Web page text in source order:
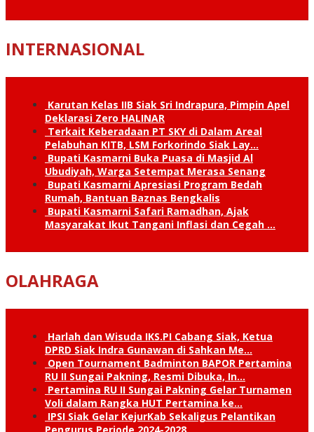
INTERNASIONAL
Karutan Kelas IIB Siak Sri Indrapura, Pimpin Apel
Deklarasi Zero HALINAR
Terkait Keberadaan PT SKY di Dalam Areal
Pelabuhan KITB, LSM Forkorindo Siak Lay…
Bupati Kasmarni Buka Puasa di Masjid Al
Ubudiyah, Warga Setempat Merasa Senang
Bupati Kasmarni Apresiasi Program Bedah
Rumah, Bantuan Baznas Bengkalis
Bupati Kasmarni Safari Ramadhan, Ajak
Masyarakat Ikut Tangani Inflasi dan Cegah …
OLAHRAGA
Harlah dan Wisuda IKS.PI Cabang Siak, Ketua
DPRD Siak Indra Gunawan di Sahkan Me…
Open Tournament Badminton BAPOR Pertamina
RU II Sungai Pakning, Resmi Dibuka, In…
Pertamina RU II Sungai Pakning Gelar Turnamen
Voli dalam Rangka HUT Pertamina ke…
IPSI Siak Gelar KejurKab Sekaligus Pelantikan